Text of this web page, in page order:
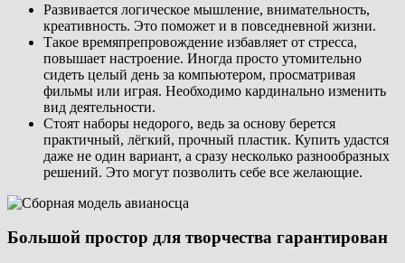
Развивается логическое мышление, внимательность,
креативность. Это поможет и в повседневной жизни.
Такое времяпрепровождение избавляет от стресса,
повышает настроение. Иногда просто утомительно
сидеть целый день за компьютером, просматривая
фильмы или играя. Необходимо кардинально изменить
вид деятельности.
Стоят наборы недорого, ведь за основу берется
практичный, лёгкий, прочный пластик. Купить удастся
даже не один вариант, а сразу несколько разнообразных
решений. Это могут позволить себе все желающие.
Большой простор для творчества гарантирован